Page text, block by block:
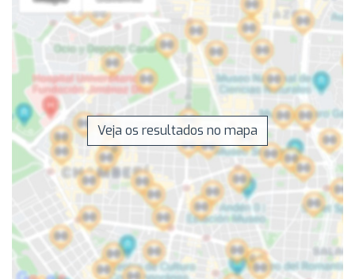
Veja os resultados no mapa